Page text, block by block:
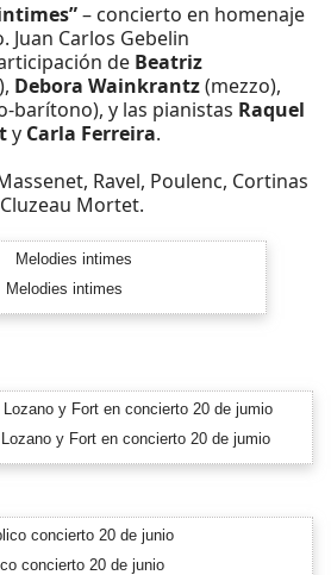
– concierto en homenaje
Juan Carlos Gebelin
de Beatriz
Debora Wainkrantz(mezzo),
barítono), y las pianistas Raquel
y Carla Ferreira.
Ravel, Poulenc, Cortinas
Mortet.
Melodies intimes
y Fort en concierto 20 de jumio
concierto 20 de junio